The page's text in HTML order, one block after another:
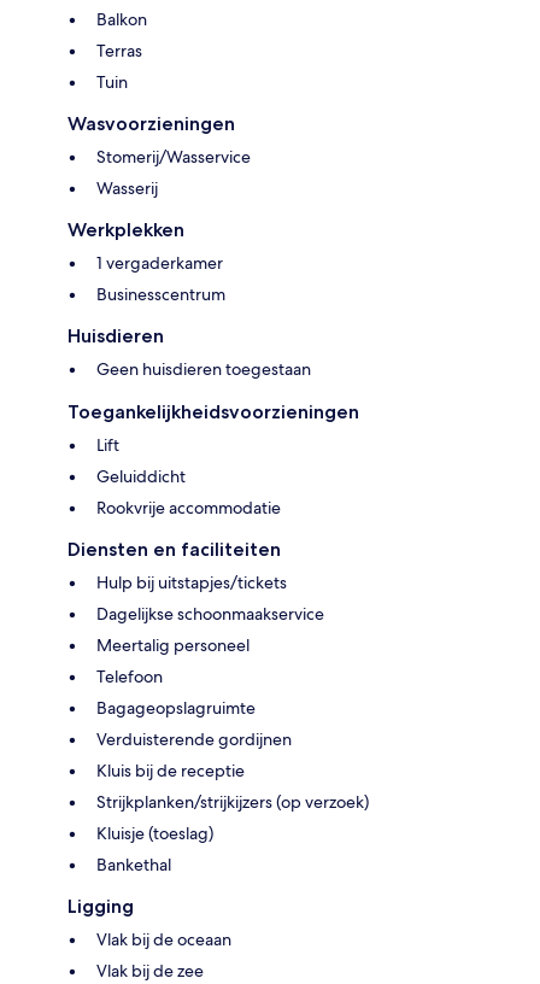
Balkon
Terras
Tuin
Wasvoorzieningen
Stomerij/Wasservice
Wasserij
Werkplekken
1 vergaderkamer
Businesscentrum
Huisdieren
Geen huisdieren toegestaan
Toegankelijkheidsvoorzieningen
Lift
Geluiddicht
Rookvrije accommodatie
Diensten en faciliteiten
Hulp bij uitstapjes/tickets
Dagelijkse schoonmaakservice
Meertalig personeel
Telefoon
Bagageopslagruimte
Verduisterende gordijnen
Kluis bij de receptie
Strijkplanken/strijkijzers (op verzoek)
Kluisje (toeslag)
Bankethal
Ligging
Vlak bij de oceaan
Vlak bij de zee